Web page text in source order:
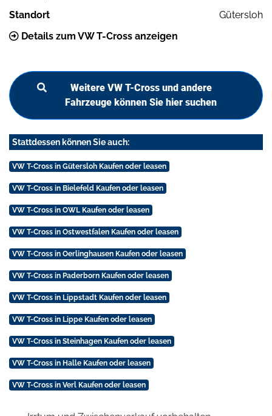
Standort
Gütersloh
Details zum VW T-Cross anzeigen
Weitere VW T-Cross und andere
Fahrzeuge können Sie hier suchen
Stattdessen können Sie auch:
VW T-Cross in Gütersloh Kaufen oder leasen
VW T-Cross in Bielefeld Kaufen oder leasen
VW T-Cross in OWL Kaufen oder leasen
VW T-Cross in Ostwestfalen Kaufen oder leasen
VW T-Cross in Oerlinghausen Kaufen oder leasen
VW T-Cross in Paderborn Kaufen oder leasen
VW T-Cross in Lippstadt Kaufen oder leasen
VW T-Cross in Lippe Kaufen oder leasen
VW T-Cross in Steinhagen Kaufen oder leasen
VW T-Cross in Halle Kaufen oder leasen
VW T-Cross in Verl Kaufen oder leasen